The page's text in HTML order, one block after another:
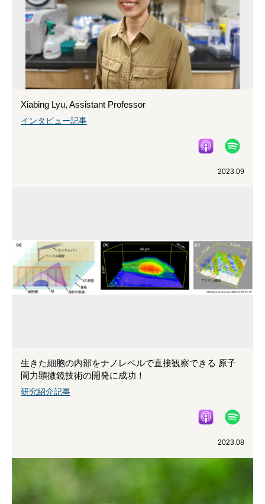
Xiabing Lyu, Assistant Professor
インタビュー記事
2023.09
生きた細胞の内部をナノレベルで直接観察できる 原子
間力顕微鏡技術の開発に成功！
研究紹介記事
2023.08